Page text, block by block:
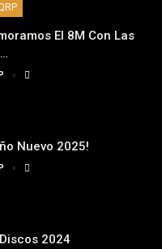
El 8M Con Las
Nuevo 2025!
2024